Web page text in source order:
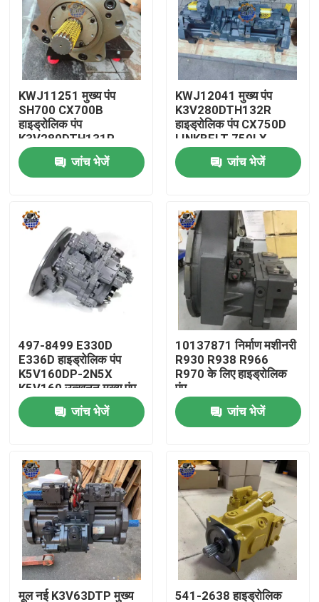
उत्पादों
हमारे बारे में
गुणवत्ता नियंत्रण
संपर्क करें
समाचार
एक उद्धरण का अनुरोध करें
खुदाई अंतिम ड्राइव मोटर
खुदाई स्विंग मोटर
KWJ11251 मुख्य पंप
SH700 CX700B
हाइड्रोलिक पंप
K3V280DTH131R-
9Y04-HVB पंप
जांच भेजें
KWJ12041 मुख्य पंप
K3V280DTH132R
हाइड्रोलिक पंप CX750D
LINKBELT 750LX
हाइड्रोलिक पंप
जांच भेजें
497-8499 E330D
E336D हाइड्रोलिक पंप
K5V160DP-2N5X
K5V160 उत्खनन मुख्य पंप
जांच भेजें
10137871 निर्माण मशीनरी
R930 R938 R966
R970 के लिए हाइड्रोलिक
पंप
जांच भेजें
मूल नई K3V63DTP मुख्य 541-2638 हाइड्रोलिक